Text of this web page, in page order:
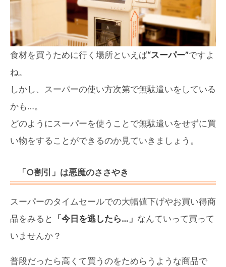
食材を買うために行く場所といえば“スーパー”ですよ
ね。
しかし、スーパーの使い方次第で無駄遣いをしている
かも…。
どのようにスーパーを使うことで無駄遣いをせずに買
い物をすることができるのか見ていきましょう。
「○割引」は悪魔のささやき
スーパーのタイムセールでの大幅値下げやお買い得商
品をみると
「今日を逃したら…」 なんていって買って
いませんか？
普段だったら高くて買うのをためらうような商品で